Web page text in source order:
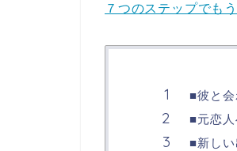
７つのステップでも
■彼と
■元恋
■新し